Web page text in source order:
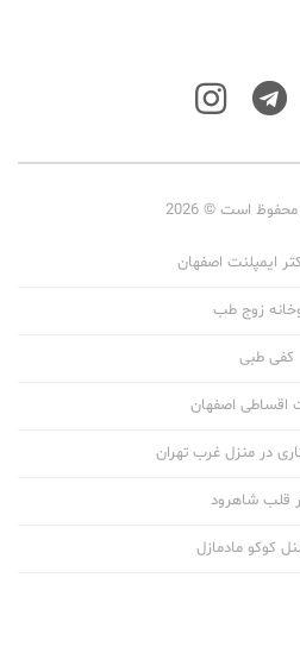
است © 2026
ایمپلنت اصفهان
زوج طب
کفی طبی
اقساطی اصفهان
در منزل غرب تهران
قلب شاهرود
کوکو مادمازل